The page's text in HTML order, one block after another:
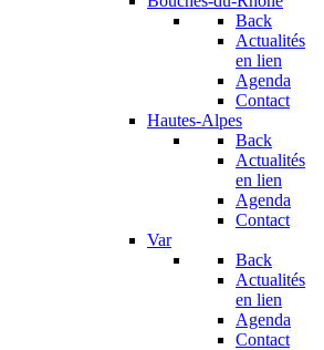
Back
Actualités
en lien
Agenda
Contact
Hautes-Alpes
Back
Actualités
en lien
Agenda
Contact
Var
Back
Actualités
en lien
Agenda
Contact